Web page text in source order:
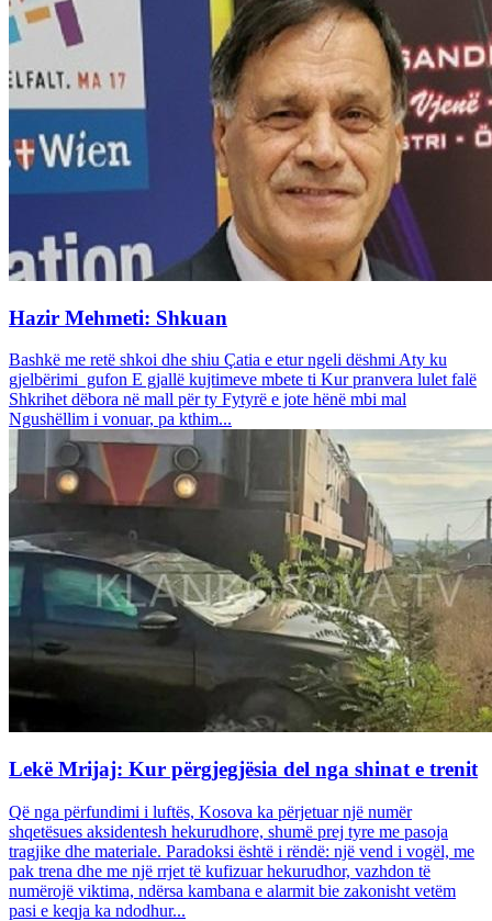
Hazir Mehmeti: Shkuan
Bashkë me retë shkoi dhe shiu Çatia e etur ngeli dëshmi Aty ku
gjelbërimi gufon E gjallë kujtimeve mbete ti Kur pranvera lulet falë
Shkrihet dëbora në mall për ty Fytyrë e jote hënë mbi mal
Ngushëllim i vonuar, pa kthim...
Lekë Mrijaj: Kur përgjegjësia del nga shinat e trenit
Që nga përfundimi i luftës, Kosova ka përjetuar një numër
shqetësues aksidentesh hekurudhore, shumë prej tyre me pasoja
tragjike dhe materiale. Paradoksi është i rëndë: një vend i vogël, me
pak trena dhe me një rrjet të kufizuar hekurudhor, vazhdon të
numërojë viktima, ndërsa kambana e alarmit bie zakonisht vetëm
pasi e keqja ka ndodhur...